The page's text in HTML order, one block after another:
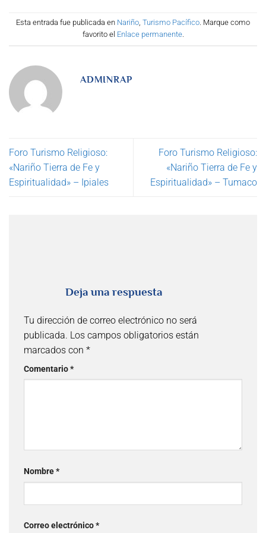
Esta entrada fue publicada en Nariño, Turismo Pacífico. Marque como
favorito el Enlace permanente.
ADMINRAP
Foro Turismo Religioso:
«Nariño Tierra de Fe y
Espiritualidad» – Ipiales
Foro Turismo Religioso:
«Nariño Tierra de Fe y
Espiritualidad» – Tumaco
Deja una respuesta
Tu dirección de correo electrónico no será
publicada. Los campos obligatorios están
marcados con *
Comentario*
Nombre*
Correo electrónico*